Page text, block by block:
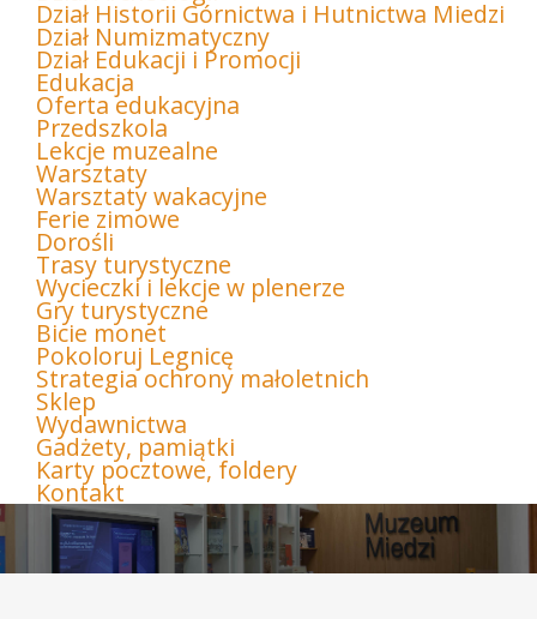
Dział Historii Górnictwa i Hutnictwa Miedzi
Dział Numizmatyczny
Dział Edukacji i Promocji
Edukacja
Oferta edukacyjna
Przedszkola
Lekcje muzealne
Warsztaty
Warsztaty wakacyjne
Ferie zimowe
Dorośli
Trasy turystyczne
Wycieczki i lekcje w plenerze
Gry turystyczne
Bicie monet
Pokoloruj Legnicę
Strategia ochrony małoletnich
Sklep
Wydawnictwa
Gadżety, pamiątki
Karty pocztowe, foldery
Kontakt